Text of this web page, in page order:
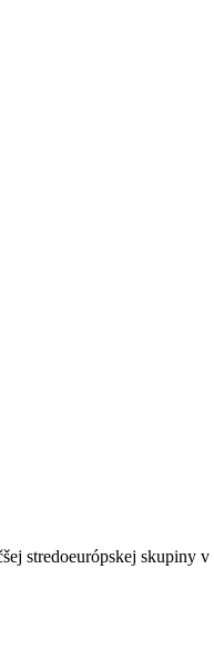
Green Riviera
(na vyžiadanie).
hotela. Taxa nie je
či
stredoeurópskej skupiny